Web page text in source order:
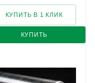
КУПИТЬ
КУПИТЬ В 1 КЛИК